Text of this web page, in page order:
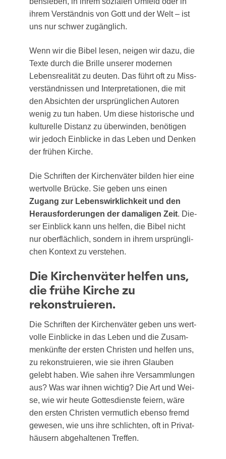
ihrem Ver­ständ­nis von Gott und der Welt – ist
uns nur schwer zugänglich.
Wenn wir die Bibel lesen, nei­gen wir dazu, die
Tex­te durch die Bril­le unse­rer moder­nen
Lebens­rea­li­tät zu deu­ten. Das führt oft zu Miss­
ver­ständ­nis­sen und Inter­pre­ta­tio­nen, die mit
den Absich­ten der ursprüng­li­chen Autoren
wenig zu tun haben. Um die­se his­to­ri­sche und
kul­tu­rel­le Distanz zu über­win­den, benö­ti­gen
wir jedoch Ein­bli­cke in das Leben und Den­ken
der frü­hen Kirche.
Die Schrif­ten der Kir­chen­vä­ter bil­den hier eine
wert­vol­le Brü­cke. Sie geben uns einen
Zugang zur Lebens­wirk­lich­keit und den
Her­aus­for­de­run­gen der dama­li­gen Zeit. Die­
ser Ein­blick kann uns hel­fen, die Bibel nicht
nur ober­fläch­lich, son­dern in ihrem ursprüng­li­
chen Kon­text zu verstehen.
Die Kirchenväter helfen uns,
die frühe Kirche zu
rekonstruieren.
Die Schrif­ten der Kir­chen­vä­ter geben uns wert­
vol­le Ein­bli­cke in das Leben und die Zusam­
men­künf­te der ers­ten Chris­ten und hel­fen uns,
zu rekon­stru­ie­ren, wie sie ihren Glau­ben
gelebt haben. Wie sahen ihre Ver­samm­lun­gen
aus? Was war ihnen wich­tig? Die Art und Wei­
se, wie wir heu­te Got­tes­diens­te fei­ern, wäre
den ers­ten Chris­ten ver­mut­lich eben­so fremd
gewe­sen, wie uns ihre schlich­ten, oft in Pri­vat­
häu­sern abge­hal­te­nen Treffen.